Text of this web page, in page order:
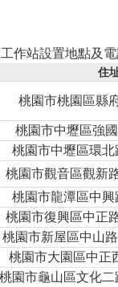
住
作站設置地點及
桃園市桃園區縣
桃園市中壢區強
桃園市中壢區環北
桃園市觀音區觀新
桃園市龍潭區中興
桃園市復興區中正
桃園市新屋區中山
桃園市大園區中正
桃園市龜山區文化二